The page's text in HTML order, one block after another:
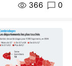
366 0